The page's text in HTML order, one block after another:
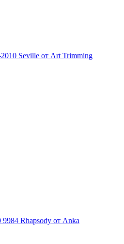
Seville от Art Trimming
9984 Rhapsody от Anka